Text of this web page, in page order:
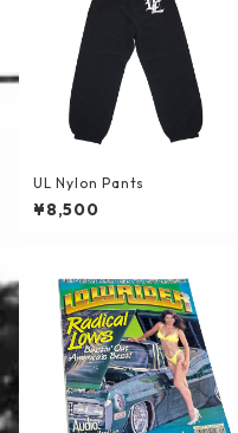
UL Nylon Pants
¥8,500